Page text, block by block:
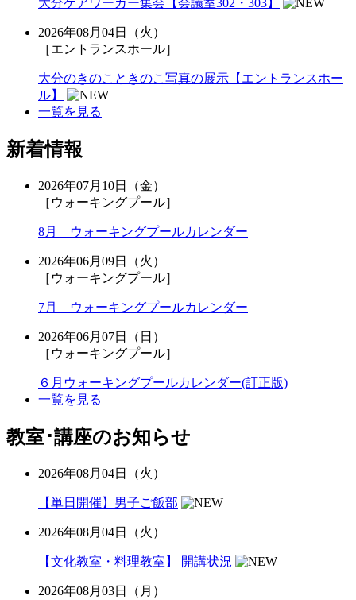
大分ケアワーカー集会【会議室302・303】
2026年08月04日（火）
［エントランスホール］
大分のきのこときのこ写真の展示【エントランスホー
ル】
一覧を見る
新着情報
2026年07月10日（金）
［ウォーキングプール］
8月 ウォーキングプールカレンダー
2026年06月09日（火）
［ウォーキングプール］
7月 ウォーキングプールカレンダー
2026年06月07日（日）
［ウォーキングプール］
６月ウォーキングプールカレンダー(訂正版)
一覧を見る
教室･講座のお知らせ
2026年08月04日（火）
【単日開催】男子ご飯部
2026年08月04日（火）
【文化教室・料理教室】 開講状況
2026年08月03日（月）